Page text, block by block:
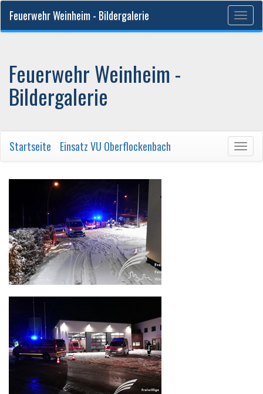
Feuerwehr Weinheim - Bildergalerie
Feuerwehr Weinheim -
Bildergalerie
Startseite Einsatz VU Oberflockenbach